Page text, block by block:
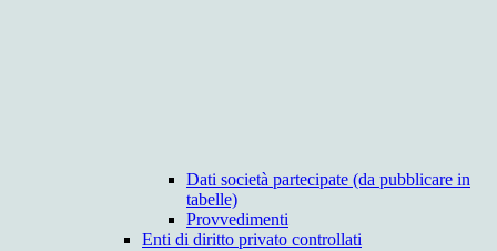
Dati società partecipate (da pubblicare in
tabelle)
Provvedimenti
Enti di diritto privato controllati